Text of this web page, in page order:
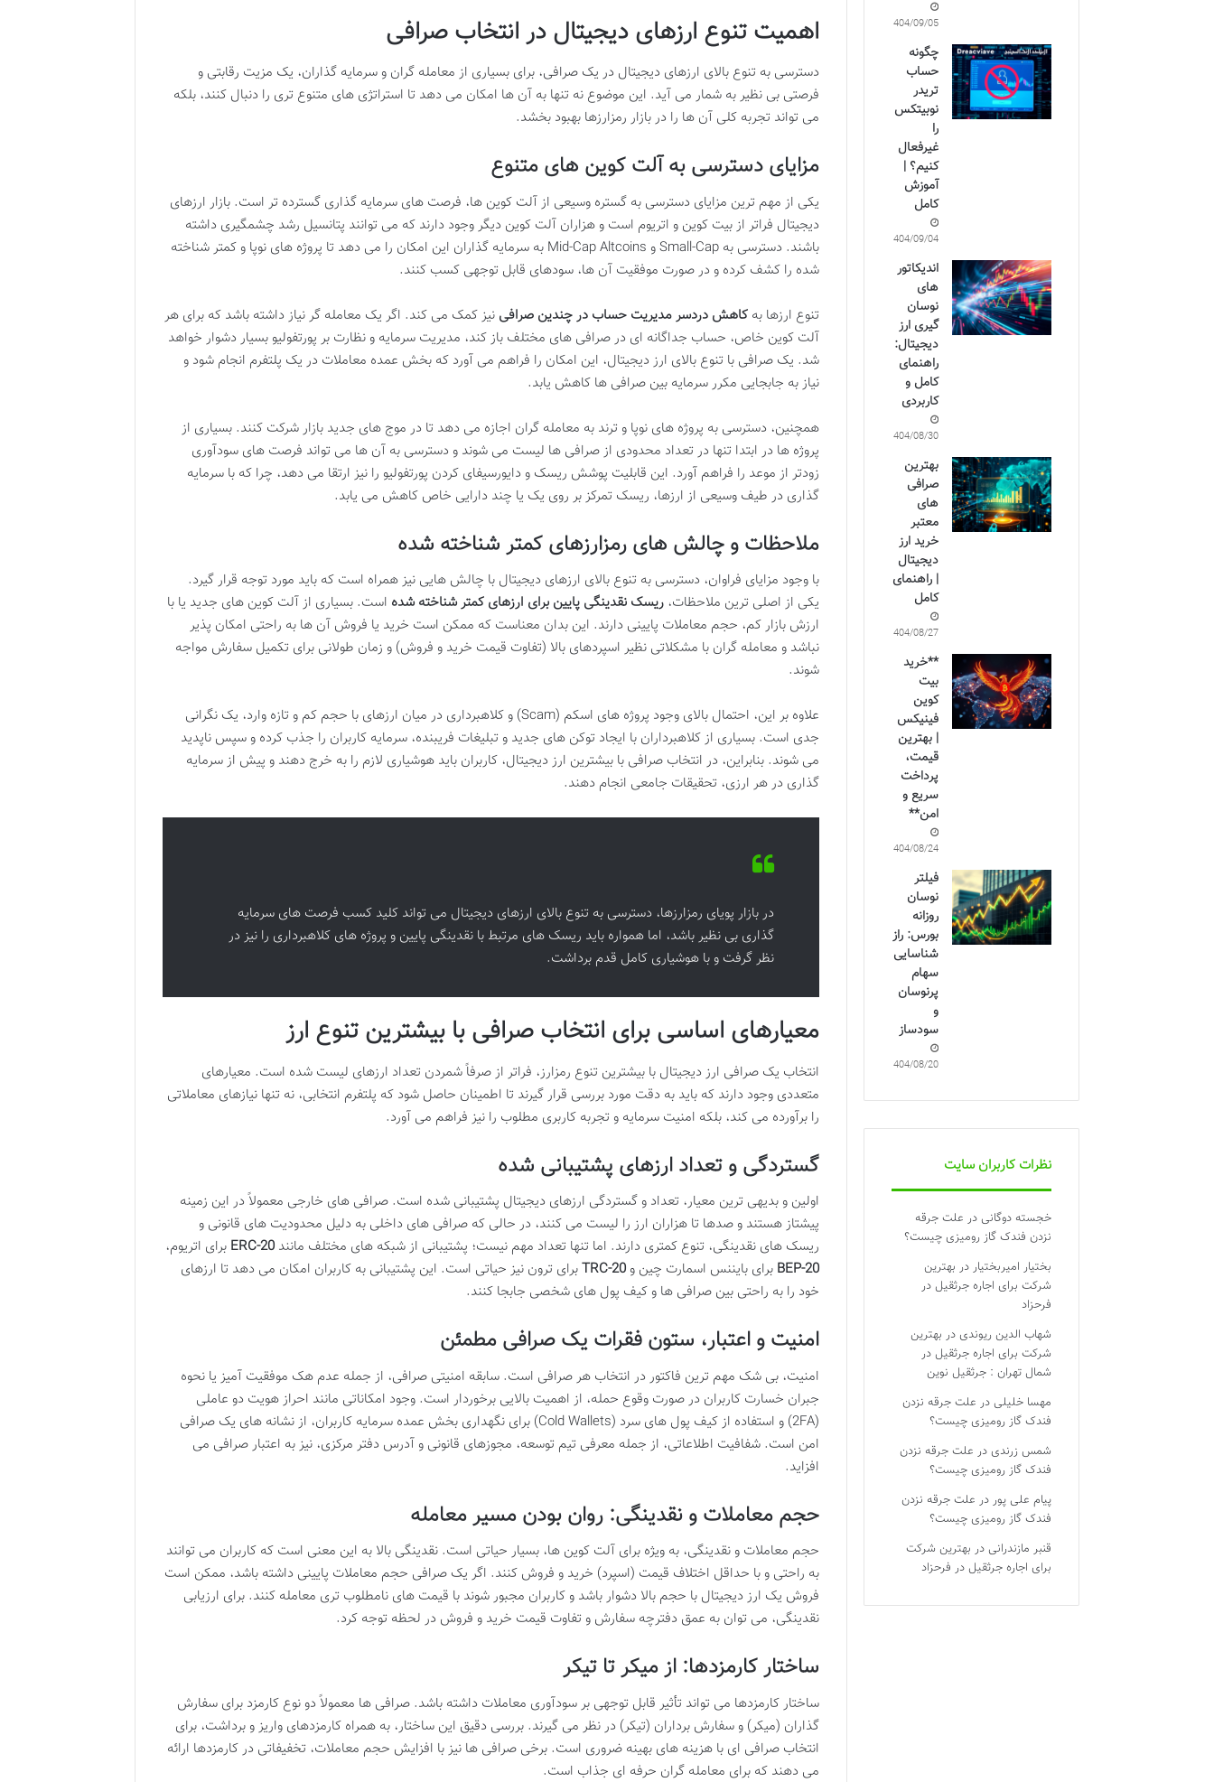
اهمیت تنوع ارزهای دیجیتال در انتخاب صرافی
دسترسی به تنوع بالای ارزهای دیجیتال در یک صرافی، برای بسیاری از معامله گران و سرمایه گذاران، یک مزیت رقابتی و
فرصتی بی نظیر به شمار می آید. این موضوع نه تنها به آن ها امکان می دهد تا استراتژی های متنوع تری را دنبال کنند، بلکه
می تواند تجربه کلی آن ها را در بازار رمزارزها بهبود بخشد.
مزایای دسترسی به آلت کوین های متنوع
یکی از مهم ترین مزایای دسترسی به گستره وسیعی از آلت کوین ها، فرصت های سرمایه گذاری گسترده تر است. بازار ارزهای
دیجیتال فراتر از بیت کوین و اتریوم است و هزاران آلت کوین دیگر وجود دارند که می توانند پتانسیل رشد چشمگیری داشته
باشند. دسترسی به Small-Cap و Mid-Cap Altcoins به سرمایه گذاران این امکان را می دهد تا پروژه های نوپا و کمتر شناخته
شده را کشف کرده و در صورت موفقیت آن ها، سودهای قابل توجهی کسب کنند.
تنوع ارزها بهکاهش دردسر مدیریت حساب در چندین صرافی نیز کمک می کند. اگر یک معامله گر نیاز داشته باشد که برای هر
آلت کوین خاص، حساب جداگانه ای در صرافی های مختلف باز کند، مدیریت سرمایه و نظارت بر پورتفولیو بسیار دشوار خواهد
شد. یک صرافی با تنوع بالای ارز دیجیتال، این امکان را فراهم می آورد که بخش عمده معاملات در یک پلتفرم انجام شود و
نیاز به جابجایی مکرر سرمایه بین صرافی ها کاهش یابد.
همچنین، دسترسی به پروژه های نوپا و ترند به معامله گران اجازه می دهد تا در موج های جدید بازار شرکت کنند. بسیاری از
پروژه ها در ابتدا تنها در تعداد محدودی از صرافی ها لیست می شوند و دسترسی به آن ها می تواند فرصت های سودآوری
زودتر از موعد را فراهم آورد. این قابلیت پوشش ریسک و دایورسیفای کردن پورتفولیو را نیز ارتقا می دهد، چرا که با سرمایه
گذاری در طیف وسیعی از ارزها، ریسک تمرکز بر روی یک یا چند دارایی خاص کاهش می یابد.
ملاحظات و چالش های رمزارزهای کمتر شناخته شده
با وجود مزایای فراوان، دسترسی به تنوع بالای ارزهای دیجیتال با چالش هایی نیز همراه است که باید مورد توجه قرار گیرد.
یکی از اصلی ترین ملاحظات،ریسک نقدینگی پایین برای ارزهای کمتر شناخته شده است. بسیاری از آلت کوین های جدید یا با
ارزش بازار کم، حجم معاملات پایینی دارند. این بدان معناست که ممکن است خرید یا فروش آن ها به راحتی امکان پذیر
نباشد و معامله گران با مشکلاتی نظیر اسپردهای بالا (تفاوت قیمت خرید و فروش) و زمان طولانی برای تکمیل سفارش مواجه
شوند.
علاوه بر این، احتمال بالای وجود پروژه های اسکم (Scam) و کلاهبرداری در میان ارزهای با حجم کم و تازه وارد، یک نگرانی
جدی است. بسیاری از کلاهبرداران با ایجاد توکن های جدید و تبلیغات فریبنده، سرمایه کاربران را جذب کرده و سپس ناپدید
می شوند. بنابراین، در انتخاب صرافی با بیشترین ارز دیجیتال، کاربران باید هوشیاری لازم را به خرج دهند و پیش از سرمایه
گذاری در هر ارزی، تحقیقات جامعی انجام دهند.
در بازار پویای رمزارزها، دسترسی به تنوع بالای ارزهای دیجیتال می تواند کلید کسب فرصت های سرمایه
گذاری بی نظیر باشد، اما همواره باید ریسک های مرتبط با نقدینگی پایین و پروژه های کلاهبرداری را نیز در
نظر گرفت و با هوشیاری کامل قدم برداشت.
معیارهای اساسی برای انتخاب صرافی با بیشترین تنوع ارز
انتخاب یک صرافی ارز دیجیتال با بیشترین تنوع رمزارز، فراتر از صرفاً شمردن تعداد ارزهای لیست شده است. معیارهای
متعددی وجود دارند که باید به دقت مورد بررسی قرار گیرند تا اطمینان حاصل شود که پلتفرم انتخابی، نه تنها نیازهای معاملاتی
را برآورده می کند، بلکه امنیت سرمایه و تجربه کاربری مطلوب را نیز فراهم می آورد.
گستردگی و تعداد ارزهای پشتیبانی شده
اولین و بدیهی ترین معیار، تعداد و گستردگی ارزهای دیجیتال پشتیبانی شده است. صرافی های خارجی معمولاً در این زمینه
پیشتاز هستند و صدها تا هزاران ارز را لیست می کنند، در حالی که صرافی های داخلی به دلیل محدودیت های قانونی و
ریسک های نقدینگی، تنوع کمتری دارند. اما تنها تعداد مهم نیست؛ پشتیبانی از شبکه های مختلف مانندERC-20 برای اتریوم،
BEP-20 برای بایننس اسمارت چین وTRC-20برای ترون نیز حیاتی است. این پشتیبانی به کاربران امکان می دهد تا ارزهای
خود را به راحتی بین صرافی ها و کیف پول های شخصی جابجا کنند.
امنیت و اعتبار، ستون فقرات یک صرافی مطمئن
امنیت، بی شک مهم ترین فاکتور در انتخاب هر صرافی است. سابقه امنیتی صرافی، از جمله عدم هک موفقیت آمیز یا نحوه
جبران خسارت کاربران در صورت وقوع حمله، از اهمیت بالایی برخوردار است. وجود امکاناتی مانند احراز هویت دو عاملی
(2FA) و استفاده از کیف پول های سرد (Cold Wallets) برای نگهداری بخش عمده سرمایه کاربران، از نشانه های یک صرافی
امن است. شفافیت اطلاعاتی، از جمله معرفی تیم توسعه، مجوزهای قانونی و آدرس دفتر مرکزی، نیز به اعتبار صرافی می
افزاید.
حجم معاملات و نقدینگی: روان بودن مسیر معامله
حجم معاملات و نقدینگی، به ویژه برای آلت کوین ها، بسیار حیاتی است. نقدینگی بالا به این معنی است که کاربران می توانند
به راحتی و با حداقل اختلاف قیمت (اسپرد) خرید و فروش کنند. اگر یک صرافی حجم معاملات پایینی داشته باشد، ممکن است
فروش یک ارز دیجیتال با حجم بالا دشوار باشد و کاربران مجبور شوند با قیمت های نامطلوب تری معامله کنند. برای ارزیابی
نقدینگی، می توان به عمق دفترچه سفارش و تفاوت قیمت خرید و فروش در لحظه توجه کرد.
ساختار کارمزدها: از میکر تا تیکر
ساختار کارمزدها می تواند تأثیر قابل توجهی بر سودآوری معاملات داشته باشد. صرافی ها معمولاً دو نوع کارمزد برای سفارش
گذاران (میکر) و سفارش برداران (تیکر) در نظر می گیرند. بررسی دقیق این ساختار، به همراه کارمزدهای واریز و برداشت، برای
انتخاب صرافی ای با هزینه های بهینه ضروری است. برخی صرافی ها نیز با افزایش حجم معاملات، تخفیفاتی در کارمزدها ارائه
می دهند که برای معامله گران حرفه ای جذاب است.
1404/09/05
چگونه
حساب
تریدر
نوبیتکس
را
غیرفعال
کنیم؟ |
آموزش
کامل
1404/09/04
اندیکاتور
های
نوسان
گیری ارز
دیجیتال:
راهنمای
کامل و
کاربردی
1404/08/30
بهترین
صرافی
های
معتبر
خرید ارز
دیجیتال
| راهنمای
کامل
1404/08/27
**خرید
بیت
کوین
فینیکس
| بهترین
قیمت،
پرداخت
سریع و
امن**
1404/08/24
فیلتر
نوسان
روزانه
بورس: راز
شناسایی
سهام
پرنوسان
و
سودساز
1404/08/20
نظرات کاربران سایت
خجسته دوگانی در علت جرقه
نزدن فندک گاز رومیزی چیست؟
بختیار امیربختیار در بهترین
شرکت برای اجاره جرثقیل در
فرحزاد
شهاب الدین ریوندی در بهترین
شرکت برای اجاره جرثقیل در
شمال تهران : جرثقیل نوین
مهسا خلیلی در علت جرقه نزدن
فندک گاز رومیزی چیست؟
شمس زرندی در علت جرقه نزدن
فندک گاز رومیزی چیست؟
پیام علی پور در علت جرقه نزدن
فندک گاز رومیزی چیست؟
قنبر مازندرانی در بهترین شرکت
برای اجاره جرثقیل در فرحزاد